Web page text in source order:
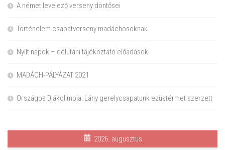
A német levelező verseny döntősei
Történelem csapatverseny madáchosoknak
Nyílt napok – délutáni tájékoztató előadások
MADÁCH-PÁLYÁZAT 2021
Országos Diákolimpia: Lány gerelycsapatunk ezüstérmet szerzett
2026. augusztus